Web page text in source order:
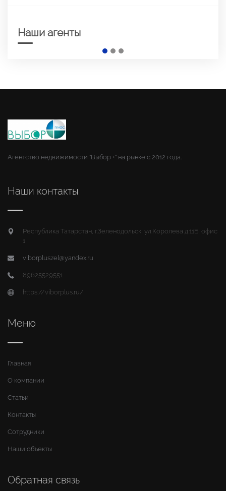
Наши агенты
Агентство недвижимости "Выбор +" на рынке с 2012 года.
Наши контакты
Республика Татарстан, г.Зеленодольск, ул.Королева д.11Б, офис
1
viborpluszel@yandex.ru
89625529551
https://viborplus.ru/
Меню
Главная
О компании
Статьи
Контакты
Сотрудники
Наши объекты
Обратная связь